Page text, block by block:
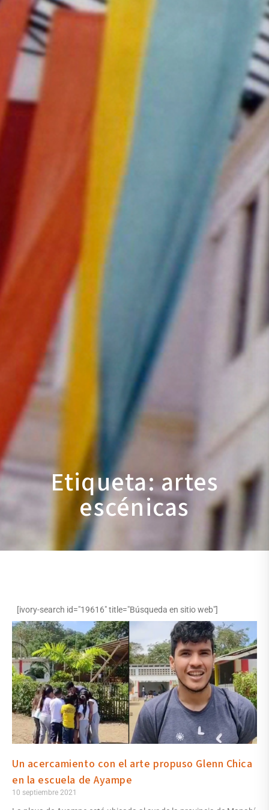
Etiqueta: artes
escénicas
[ivory-search id="19616" title="Búsqueda en sitio web"]
Un acercamiento con el arte propuso Glenn Chica
en la escuela de Ayampe
10 septiembre 2021